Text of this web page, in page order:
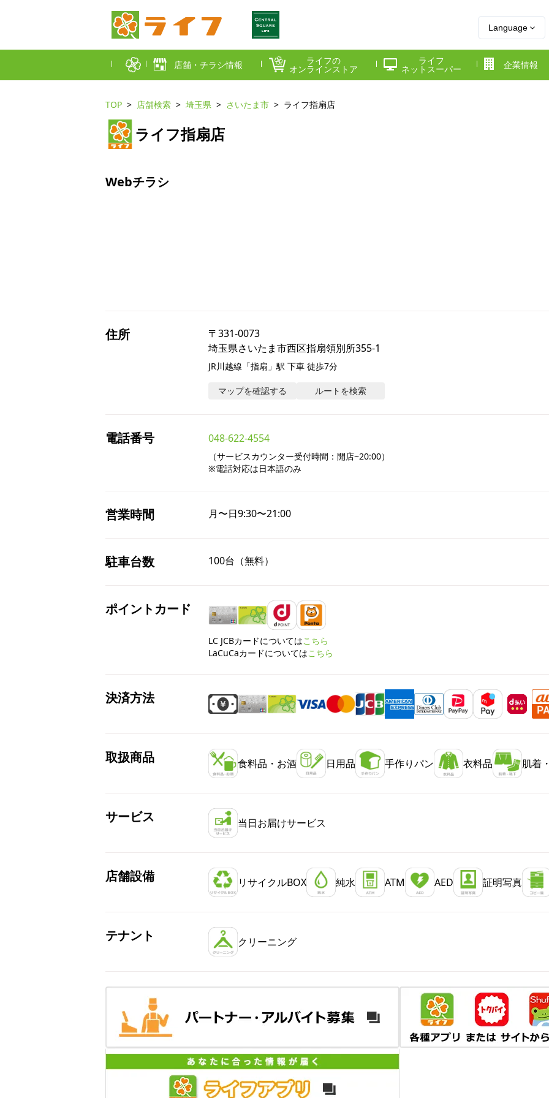
Language
店舗・チラシ情報
東京都
大阪市
ライフの
オンラインストア
ライフ
ネットスーパー
企業情報
TOP 店舗検索 埼玉県 さいたま市 ライフ指扇店
ライフ指扇店
Webチラシ
住所 〒331-0073
埼玉県さいたま市西区指扇領別所355-1
JR川越線「指扇」駅 下車 徒歩7分
マップを確認する ルートを検索
電話番号 048-622-4554
（サービスカウンター受付時間：開店~20:00）
※電話対応は日本語のみ
営業時間 月〜日9:30〜21:00
駐車台数 100台（無料）
ポイントカード
LC JCBカードについてはこちら
LaCuCaカードについてはこちら
決済方法
取扱商品 食料品・お酒 日用品 手作りパン 衣料品 肌着
サービス 当日お届けサービス
店舗設備 リサイクルBOX 純水 ATM AED 証明写真
テナント クリーニング